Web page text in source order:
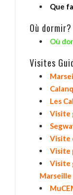
Que
Où dormir?
Où
Visites
Les
Visite
Visite
Visite
Visite
Marseille